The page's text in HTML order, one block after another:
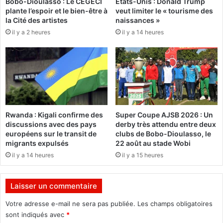
e
u
n
b
r
n
c
h
é
s
,
m
i
r
s
e
s
à
s
e
s
:
L
e
d
p
t
é
plante l’espoir et le bien-être à
la Cité des artistes
il y a 2 heures
veut limiter le « tourisme des
naissances »
il y a 14 heures
Rwanda : Kigali confirme des
discussions avec des pays
européens sur le transit de
migrants expulsés
il y a 14 heures
Super Coupe AJSB 2026 : Un
derby très attendu entre deux
clubs de Bobo-Dioulasso, le
22 août au stade Wobi
il y a 15 heures
Laisser un commentaire
Votre adresse e-mail ne sera pas publiée. Les champs obligatoires
sont indiqués avec *